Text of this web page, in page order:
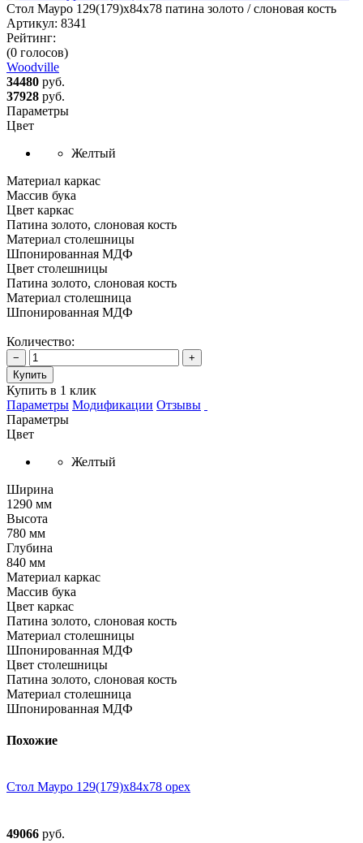
Стол Мауро 129(179)х84х78 патина золото / слоновая кость
Артикул: 8341
Рейтинг:
(0 голосов)
Woodville
34480 руб.
37928 руб.
Параметры
Цвет
Желтый
Материал каркас
Массив бука
Цвет каркас
Патина золото, слоновая кость
Материал столешницы
Шпонированная МДФ
Цвет столешницы
Патина золото, слоновая кость
Материал столешница
Шпонированная МДФ
Количество:
−
+
Купить
Купить в 1 клик
Параметры Модификации Отзывы
Параметры
Цвет
Желтый
Ширина
1290 мм
Высота
780 мм
Глубина
840 мм
Материал каркас
Массив бука
Цвет каркас
Патина золото, слоновая кость
Материал столешницы
Шпонированная МДФ
Цвет столешницы
Патина золото, слоновая кость
Материал столешница
Шпонированная МДФ
Похожие
Стол Мауро 129(179)х84х78 орех
49066 руб.